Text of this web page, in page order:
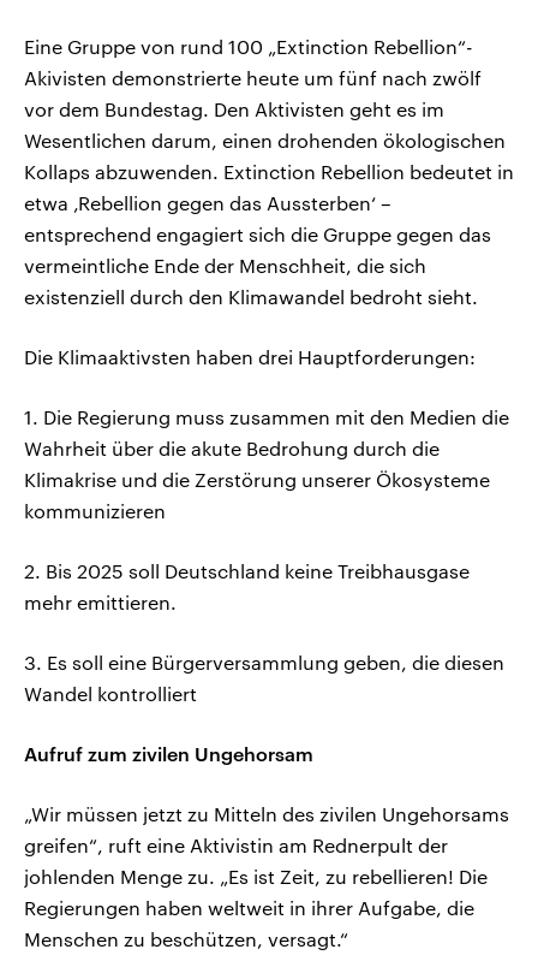
Eine Gruppe von rund 100 „Extinction Rebellion“-
Akivisten demonstrierte heute um fünf nach zwölf
vor dem Bundestag. Den Aktivisten geht es im
Wesentlichen darum, einen drohenden ökologischen
Kollaps abzuwenden. Extinction Rebellion bedeutet in
etwa ‚Rebellion gegen das Aussterben‘ –
entsprechend engagiert sich die Gruppe gegen das
vermeintliche Ende der Menschheit, die sich
existenziell durch den Klimawandel bedroht sieht.
Die Klimaaktivsten haben drei Hauptforderungen:
1. Die Regierung muss zusammen mit den Medien die
Wahrheit über die akute Bedrohung durch die
Klimakrise und die Zerstörung unserer Ökosysteme
kommunizieren
2. Bis 2025 soll Deutschland keine Treibhausgase
mehr emittieren.
3. Es soll eine Bürgerversammlung geben, die diesen
Wandel kontrolliert
Aufruf zum zivilen Ungehorsam
„Wir müssen jetzt zu Mitteln des zivilen Ungehorsams
greifen“, ruft eine Aktivistin am Rednerpult der
johlenden Menge zu. „Es ist Zeit, zu rebellieren! Die
Regierungen haben weltweit in ihrer Aufgabe, die
Menschen zu beschützen, versagt.“